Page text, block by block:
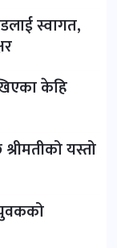
स्वागत,
केहि
यस्तो